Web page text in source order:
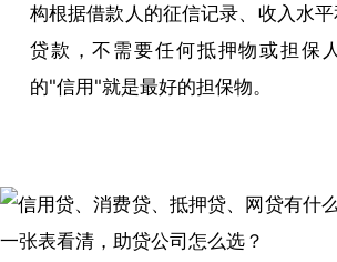
构根据借款人的征信记录、收入水
贷款，不需要任何抵押物或担保
的"信用"就是最好的担保物。